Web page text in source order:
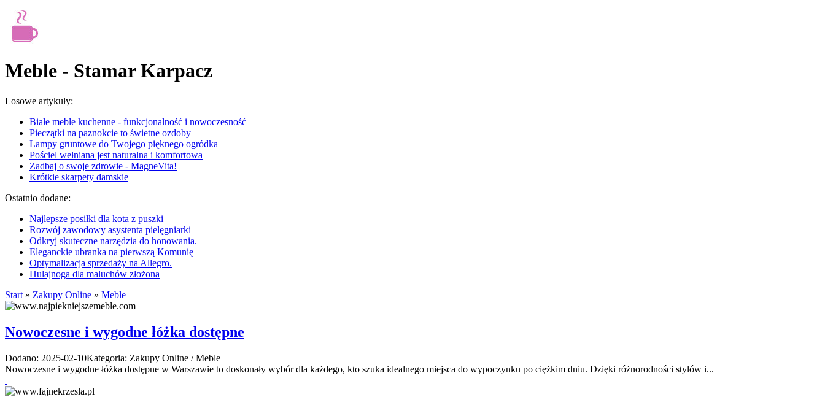
Meble - Stamar Karpacz
Losowe artykuły:
Białe meble kuchenne - funkcjonalność i nowoczesność
Pieczątki na paznokcie to świetne ozdoby
Lampy gruntowe do Twojego pięknego ogródka
Pościel wełniana jest naturalna i komfortowa
Zadbaj o swoje zdrowie - MagneVita!
Krótkie skarpety damskie
Ostatnio dodane:
Najlepsze posiłki dla kota z puszki
Rozwój zawodowy asystenta pielęgniarki
Odkryj skuteczne narzędzia do honowania.
Eleganckie ubranka na pierwszą Komunię
Optymalizacja sprzedaży na Allegro.
Hulajnoga dla maluchów złożona
Start » Zakupy Online » Meble
Nowoczesne i wygodne łóżka dostępne
Dodano: 2025-02-10Kategoria: Zakupy Online / Meble
Nowoczesne i wygodne łóżka dostępne w Warszawie to doskonały wybór dla każdego, kto szuka idealnego miejsca do wypoczynku po ciężkim dniu. Dzięki różnorodności stylów i...